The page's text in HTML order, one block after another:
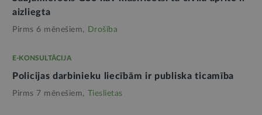
aizliegta
Pirms 6 mēnešiem, Drošība
E-KONSULTĀCIJA
Policijas darbinieku liecībām ir publiska ticamība
Pirms 7 mēnešiem, Tieslietas